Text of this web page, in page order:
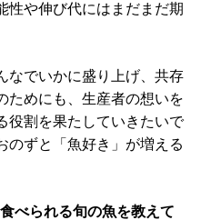
性や伸び代にはまだまだ期
でいかに盛り上げ、共存
ためにも、生産者の想いを
役割を果たしていきたいで
のずと「魚好き」が増える
べられる旬の魚を教えて